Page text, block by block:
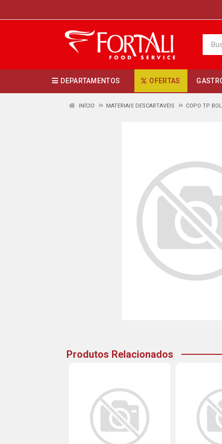
DEPARTAMENTOS OFERTAS
INÍCIO MATERIAIS DESCARTAVEIS COPO TP
Produtos Relacionados